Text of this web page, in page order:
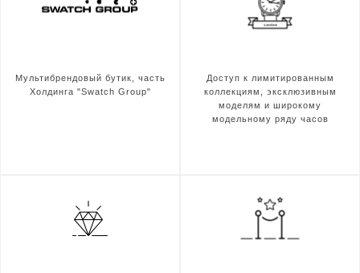
Мультибрендовый бутик, часть
Холдинга "Swatch Group"
Доступ к лимитированным
коллекциям, эксклюзивным
моделям и широкому
модельному ряду часов